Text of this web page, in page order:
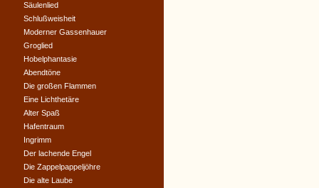
Säulenlied
Schlußweisheit
Moderner Gassenhauer
Groglied
Hobelphantasie
Abendtöne
Die großen Flammen
Eine Lichthetäre
Alter Spaß
Hafentraum
Ingrimm
Der lachende Engel
Die Zappelpappeljöhre
Die alte Laube